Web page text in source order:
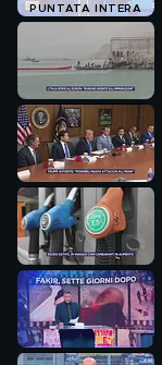
PUNTATA INTERA